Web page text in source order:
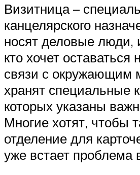
Визитница –
канцелярского
носят деловые люди,
кто хочет оставаться
связи с окружающим
хранят специальные
которых указаны
Многие хотят, чтобы
отделение для
уже встает проблема